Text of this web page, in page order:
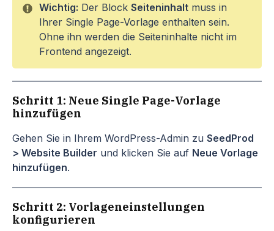
Wichtig: Der Block Seiteninhalt muss in
Ihrer Single Page-Vorlage enthalten sein.
Ohne ihn werden die Seiteninhalte nicht im
Frontend angezeigt.
Schritt 1: Neue Single Page-Vorlage
hinzufügen
Gehen Sie in Ihrem WordPress-Admin zu SeedProd
> Website Builder und klicken Sie auf Neue Vorlage
hinzufügen.
Schritt 2: Vorlageneinstellungen
konfigurieren